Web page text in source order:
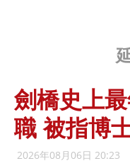
劍橋史上
職 被指博
2026年08月06日 20:23